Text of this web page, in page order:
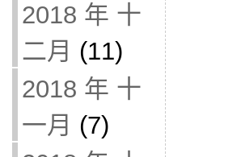
2018 年 十
二月 (11)
2018 年 十
一月 (7)